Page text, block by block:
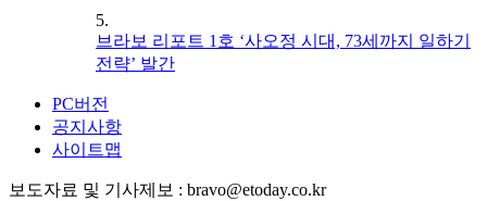
5.
브라보 리포트 1호 ‘사오정 시대, 73세까지 일하기
전략’ 발간
PC버전
공지사항
사이트맵
보도자료 및 기사제보 : bravo@etoday.co.kr